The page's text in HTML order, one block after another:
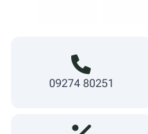
09274 80251